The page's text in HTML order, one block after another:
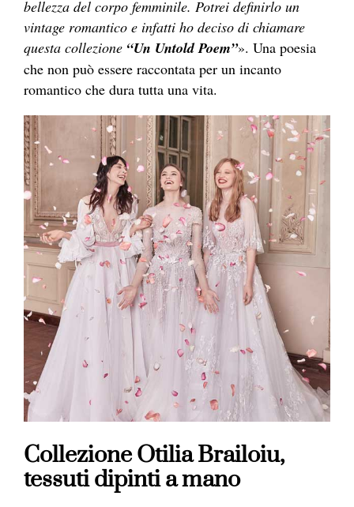
bellezza del corpo femminile. Potrei definirlo un
vintage romantico e infatti ho deciso di chiamare
questa collezione “Un Untold Poem”». Una poesia
che non può essere raccontata per un incanto
romantico che dura tutta una vita.
Collezione Otilia Brailoiu,
tessuti dipinti a mano